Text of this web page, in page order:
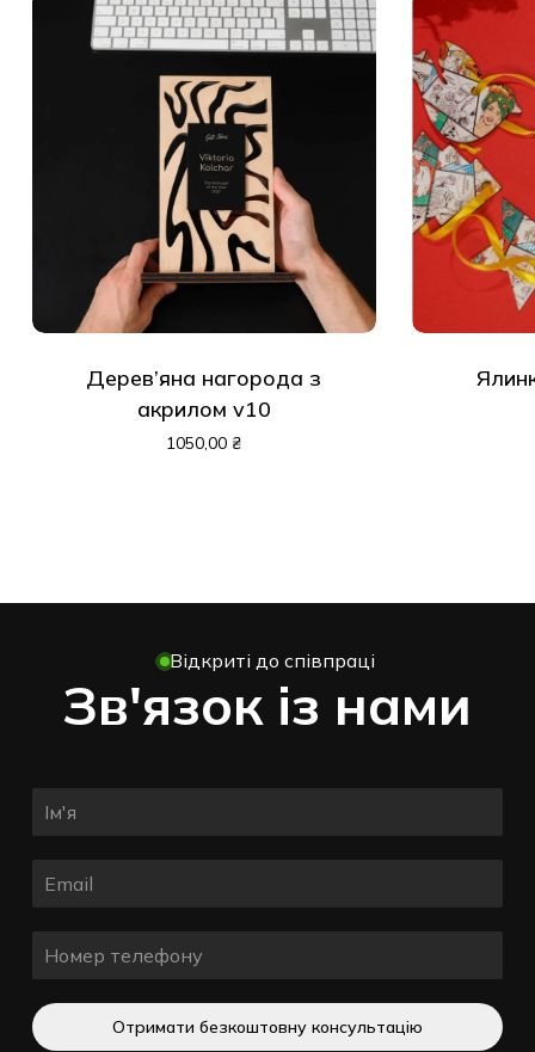
Дерев’яна нагорода з
акрилом v10
1050,00 ₴
Відкриті до співпраці
Зв'язок із нами
Отримати безкоштовну консультацію